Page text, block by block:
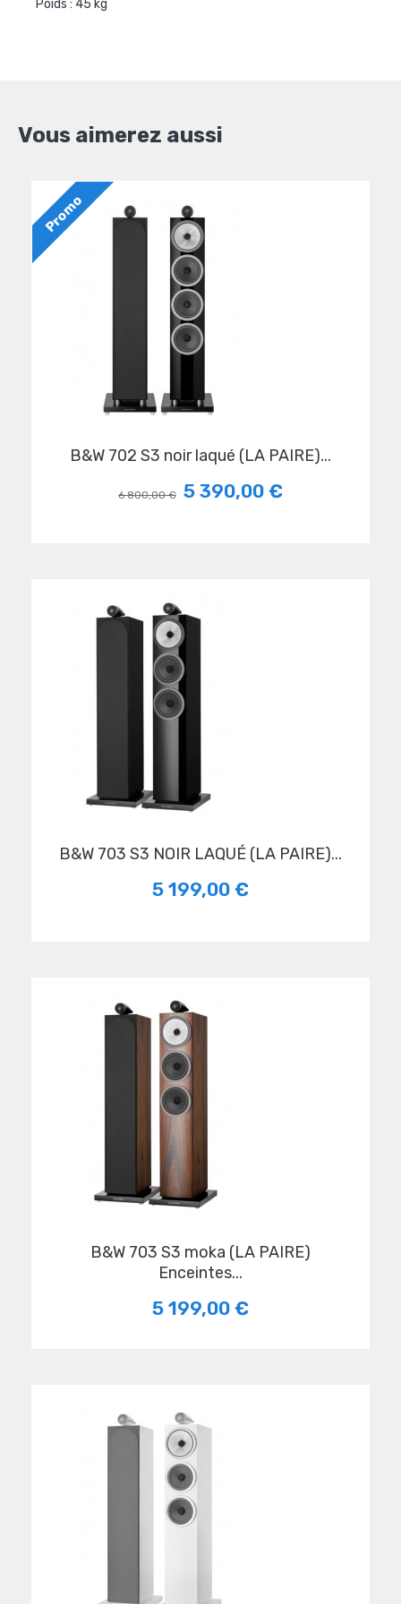
Poids : 45 kg
Vous aimerez aussi
Promo
B&W 702 S3 noir laqué (LA PAIRE)...
6 800,00 € 5 390,00 €
B&W 703 S3 NOIR LAQUÉ (LA PAIRE)...
5 199,00 €
B&W 703 S3 moka (LA PAIRE)
Enceintes...
5 199,00 €